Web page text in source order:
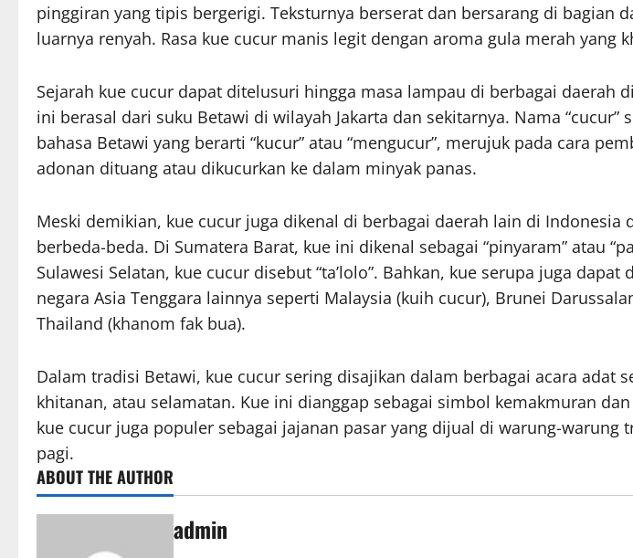
pinggiran yang tipis bergerigi. Teksturnya berserat dan bersarang di bagian
luarnya renyah. Rasa kue cucur manis legit dengan aroma gula merah yang
Sejarah kue cucur dapat ditelusuri hingga masa lampau di berbagai daerah
ini berasal dari suku Betawi di wilayah Jakarta dan sekitarnya. Nama “cucur”
bahasa Betawi yang berarti “kucur” atau “mengucur”, merujuk pada cara
adonan dituang atau dikucurkan ke dalam minyak panas.
Meski demikian, kue cucur juga dikenal di berbagai daerah lain di Indonesia
berbeda-beda. Di Sumatera Barat, kue ini dikenal sebagai “pinyaram” atau
Sulawesi Selatan, kue cucur disebut “ta’lolo”. Bahkan, kue serupa juga dapat
negara Asia Tenggara lainnya seperti Malaysia (kuih cucur), Brunei
Thailand (khanom fak bua).
Dalam tradisi Betawi, kue cucur sering disajikan dalam berbagai acara adat
khitanan, atau selamatan. Kue ini dianggap sebagai simbol kemakmuran
kue cucur juga populer sebagai jajanan pasar yang dijual di warung-warung
pagi.
ABOUT THE AUTHOR
admin